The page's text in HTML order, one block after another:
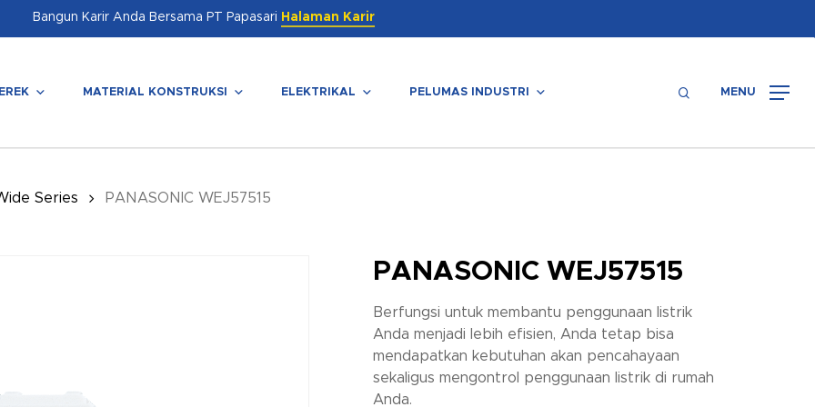
Bangun Karir Anda Bersama PT Papasari Halaman Karir
MATERIAL KONSTRUKSI ELEKTRIKAL PELUMAS INDUSTRI searchMENU
Series PANASONIC WEJ57515
PANASONIC WEJ57515
Berfungsi untuk membantu penggunaan listrik
Anda menjadi lebih efisien, Anda tetap bisa
mendapatkan kebutuhan akan pencahayaan
sekaligus mengontrol penggunaan listrik di rumah
Anda.